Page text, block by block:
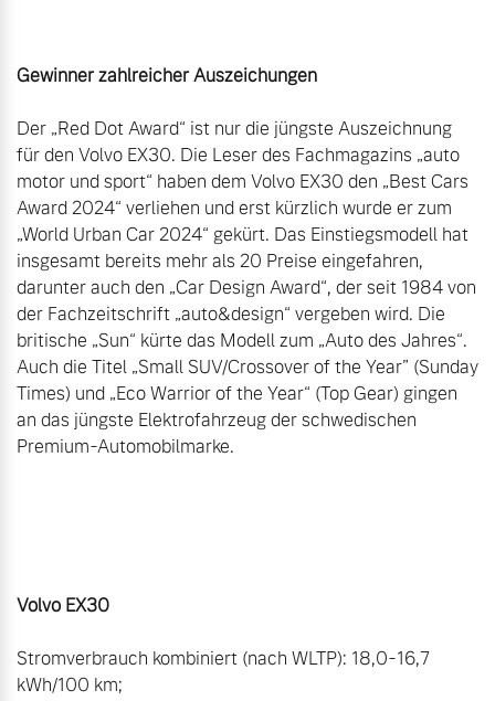
Gewinner zahlreicher Auszeichungen
Der „Red Dot Award“ ist nur die jüngste Auszeichnung
für den Volvo EX30. Die Leser des Fachmagazins „auto
motor und sport“ haben dem Volvo EX30 den „Best Cars
Award 2024“ verliehen und erst kürzlich wurde er zum
„World Urban Car 2024“ gekürt. Das Einstiegsmodell hat
insgesamt bereits mehr als 20 Preise eingefahren,
darunter auch den „Car Design Award“, der seit 1984 von
der Fachzeitschrift „auto&design“ vergeben wird. Die
britische „Sun“ kürte das Modell zum „Auto des Jahres“.
Auch die Titel „Small SUV/Crossover of the Year” (Sunday
Times) und „Eco Warrior of the Year“ (Top Gear) gingen
an das jüngste Elektrofahrzeug der schwedischen
Premium-Automobilmarke.
Stromverbrauch kombiniert (nach WLTP): 18,0-16,7
kWh/100 km;